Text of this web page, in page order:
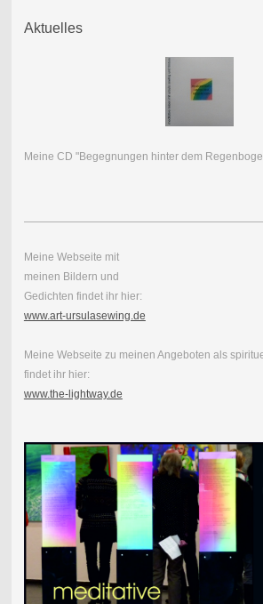
Aktuelles
Meine CD "Begegnungen hinter dem
Meine Webseite mit
meinen Bildern und
Gedichten findet ihr hier:
www.art-ursulasewing.de
Meine Webseite zu meinen Angeboten als
findet ihr hier:
www.the-lightway.de